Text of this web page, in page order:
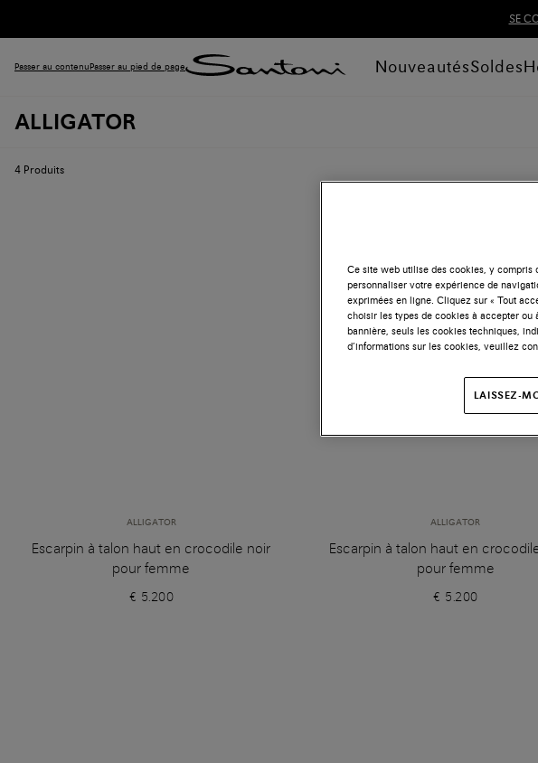
SE
Passer au contenuPasser au pied de page NouveautésSoldes
ALLIGATOR
4 Produits
ALLIGATOR
Escarpin à talon haut en crocodile noir
pour femme
€ 5.200
ALLIGATOR
Escarpin à talon haut en
pour femme
€ 5.200
Ce site web utilise des cookies, y
personnaliser votre expérience de
exprimées en ligne. Cliquez sur « Tout
choisir les types de cookies à accepter ou
bannière, seuls les cookies techniques,
d’informations sur les cookies, veuillez
LAISSEZ-